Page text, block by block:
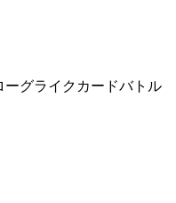
グライクカードバトル